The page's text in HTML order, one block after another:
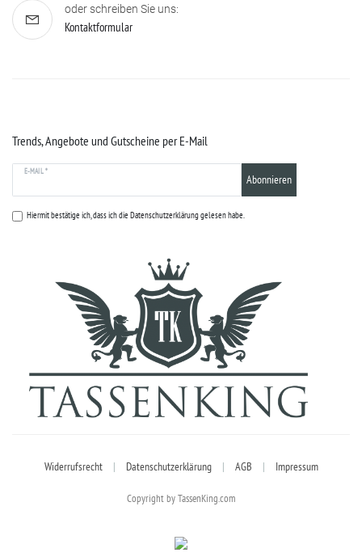
oder schreiben Sie uns:
Kontaktformular
Trends, Angebote und Gutscheine per E-Mail
E-MAIL *
Abonnieren
Hiermit bestätige ich, dass ich die Datenschutzerklärunggelesen habe.
Widerrufsrecht | Datenschutzerklärung | AGB | Impressum
Copyright by TassenKing.com